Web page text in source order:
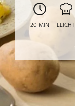
FEINKOST
UNTERNEHMEN
20 MIN LEICHT